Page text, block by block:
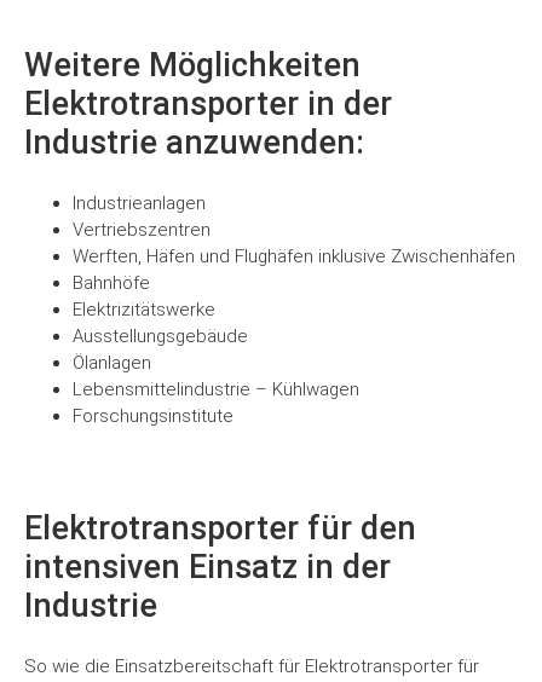
YouTube
entsperren
Weitere Möglichkeiten
Elektrotransporter in der
Industrie anzuwenden:
Industrieanlagen
Vertriebszentren
Werften, Häfen und Flughäfen inklusive Zwischenhäfen
Bahnhöfe
Elektrizitätswerke
Ausstellungsgebäude
Ölanlagen
Lebensmittelindustrie – Kühlwagen
Forschungsinstitute
Elektrotransporter für den
intensiven Einsatz in der
Industrie
So wie die Einsatzbereitschaft für Elektrotransporter für